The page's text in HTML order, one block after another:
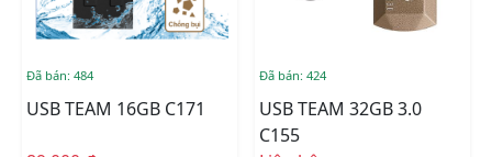
Đã bán: 484
USB TEAM 16GB C171
Đã bán: 424
USB TEAM 32GB 3.0
C155